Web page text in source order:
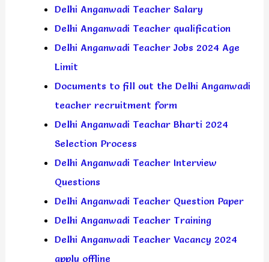
Delhi Anganwadi Teacher Salary
Delhi Anganwadi Teacher qualification
Delhi Anganwadi Teacher Jobs 2024 Age
Limit
Documents to fill out the Delhi Anganwadi
teacher recruitment form
Delhi Anganwadi Teachar Bharti 2024
Selection Process
Delhi Anganwadi Teacher Interview
Questions
Delhi Anganwadi Teacher Question Paper
Delhi Anganwadi Teacher Training
Delhi Anganwadi Teacher Vacancy 2024
apply offline